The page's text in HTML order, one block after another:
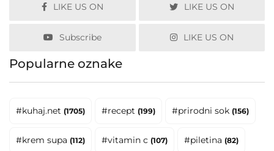
LIKE US ON LIKE US ON
Subscribe LIKE US ON
Popularne oznake
#kuhaj.net (1705) #recept (199) #prirodni sok (156)
#krem supa (112) #vitamin c (107) #piletina (82)